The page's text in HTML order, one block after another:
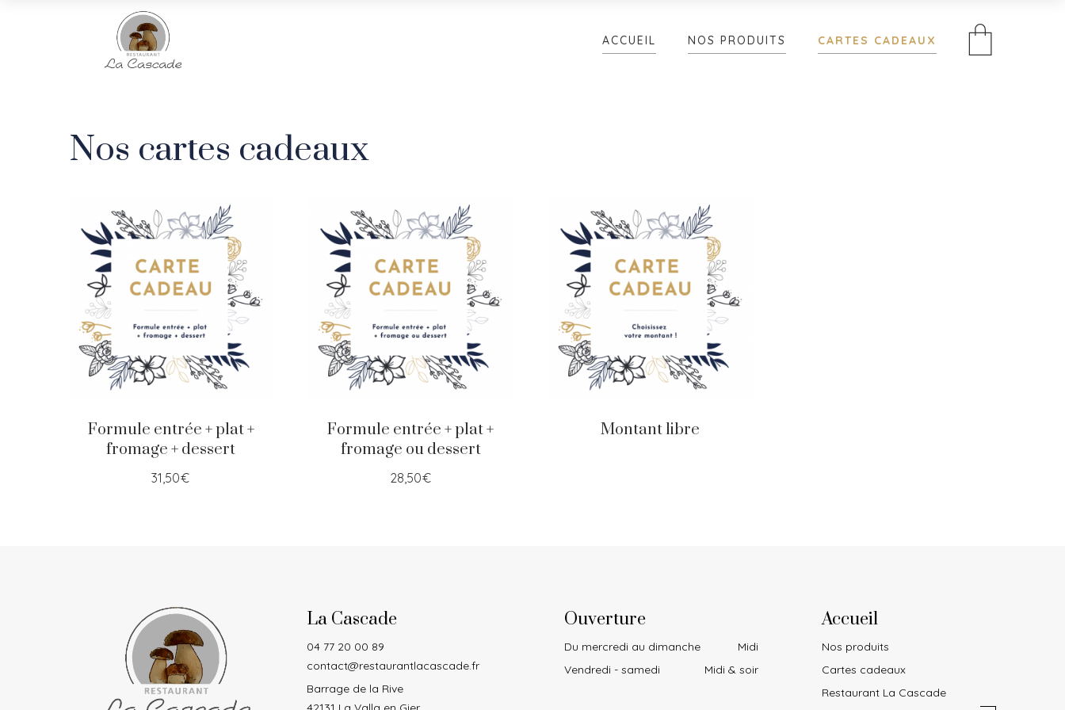
ACCUEIL NOS PRODUITS CARTES CADEAUX
ACCUEIL /SHOP/ NOS CARTES CADEAUX
Nos cartes cadeaux
Formule entrée + plat +
fromage + dessert
31,50€
Formule entrée + plat +
fromage ou dessert
28,50€
Montant libre
La Cascade
04 77 20 00 89
contact@restaurantlacascade.fr
Barrage de la Rive
Ouverture
Du mercredi au dimanche
Midi
Vendredi - samedi
Midi & soir
Accueil
Nos produits
Cartes cadeaux
Restaurant La Cascade